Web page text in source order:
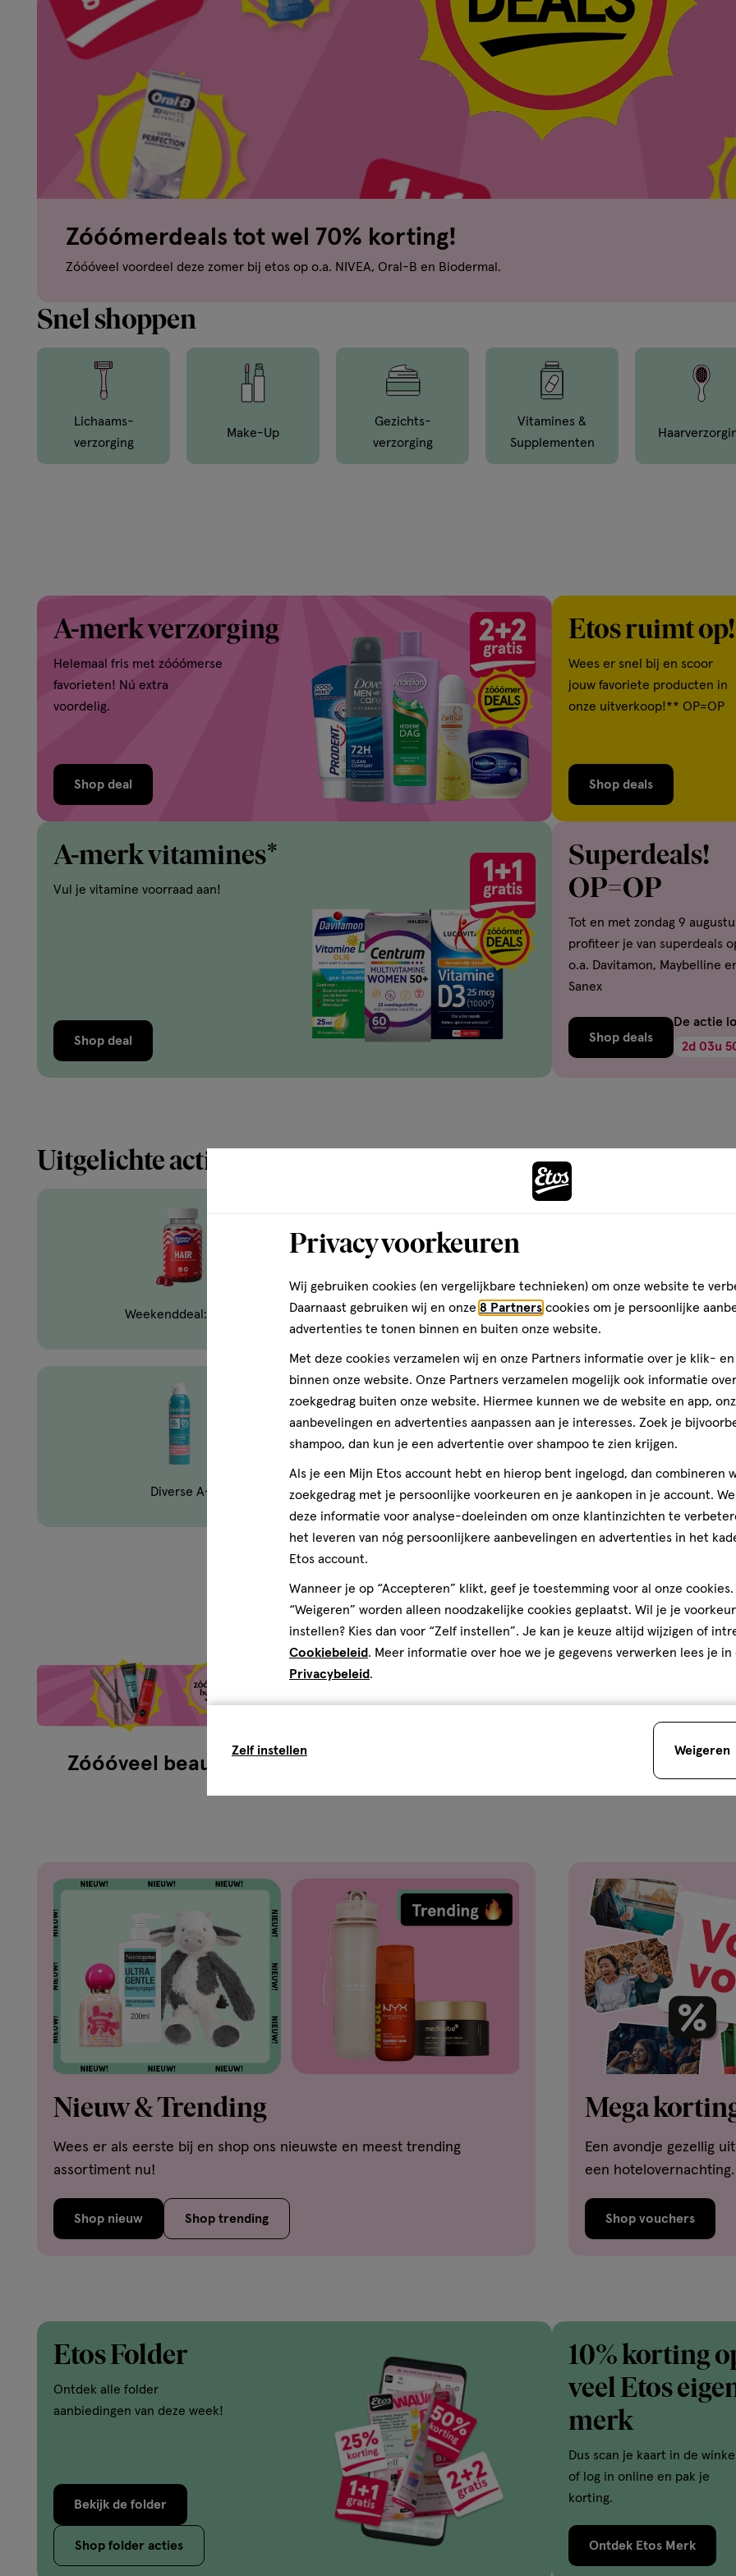
mooi
voelen.
Van
binnen
Zóóómerdeals tot wel 70% korting!
Zóóóveel voordeel deze zomer bij etos op o.a. NIVEA, Oral-B en Biodermal.
Snel shoppen
Lichaams­
Verzorging
Make-Up
Gezichts­
Verzorging
Vitamines &
Supple­menten
A-merk verzorging
Helemaal fris met zóóómerse
favorieten! Nú extra
voordelig.
Shop deal
Etos ruimt op!
Wees er snel bij en scoor
jouw favoriete producten in
onze uitverkoop!** OP=OP
Shop deals
A-merk vitamines*
Vul je vitamine voorraad aan!
Shop deal
Superdeals!
OP=OP
Tot en met zondag 9
profiteer je van superdeals
o.a. Davitamon, Maybelline
Sanex
Shop deals
De actie
2d 03u
Uitgelichte acties
Weekenddeal: Yummygums Pampers voordeelboxen
Diverse A-merken Biodermal
Zóóóveel zomerassortiment bij
Zóóóveel beauty Zóóóveel
Nieuw & Trending
Wees er als eerste bij en shop ons nieuwste en meest trending
assortiment nu!
Shop nieuw Shop trending
Mega
Een avondje gezellig
een
Shop vouchers
Etos Folder
Ontdek alle folder
aanbiedingen van deze week!
Bekijk de folder
Shop folder acties
10% korting
veel Etos
merk
Dus scan je kaart in de winkel
of log in online en pak je
korting.
Ontdek Etos Merk
Privacy voorkeuren
Wij gebruiken cookies (en vergelijkbare technieken) om onze website te
Daarnaast gebruiken wij en onze 8 Partners cookies om je persoonlijke
advertenties te tonen binnen en buiten onze website.
Met deze cookies verzamelen wij en onze Partners informatie over je klik-
binnen onze website. Onze Partners verzamelen mogelijk ook informatie
zoekgedrag buiten onze website. Hiermee kunnen we de website en app,
aanbevelingen en advertenties aanpassen aan je interesses. Zoek je
shampoo, dan kun je een advertentie over shampoo te zien krijgen.
Als je een Mijn Etos account hebt en hierop bent ingelogd, dan combineren
zoekgedrag met je persoonlijke voorkeuren en je aankopen in je account.
deze informatie voor analyse-doeleinden om onze klantinzichten te
het leveren van nóg persoonlijkere aanbevelingen en advertenties in het
Etos account.
Wanneer je op “Accepteren” klikt, geef je toestemming voor al onze cookies.
“Weigeren” worden alleen noodzakelijke cookies geplaatst. Wil je je
instellen? Kies dan voor “Zelf instellen”. Je kan je keuze altijd wijzigen of
Cookiebeleid. Meer informatie over hoe we je gegevens verwerken lees je in
Privacybeleid.
Zelf instellen Weigeren